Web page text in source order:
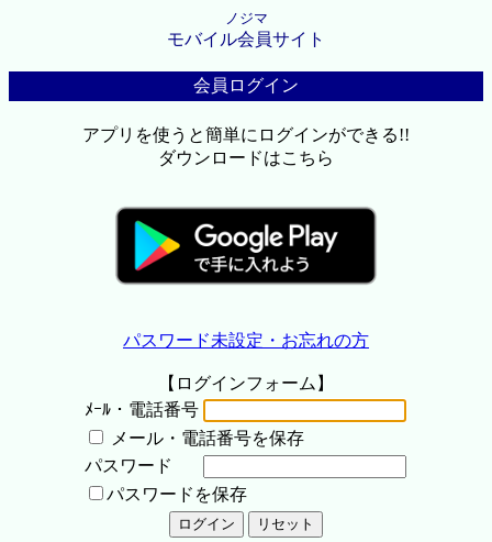
ノジマ
モバイル会員サイト
会員ログイン
アプリを使うと簡単にログインができる!!
ダウンロードはこちら
パスワード未設定・お忘れの方
【ログインフォーム】
ﾒｰﾙ・電話番号
メール・電話番号を保存
パスワード
パスワードを保存